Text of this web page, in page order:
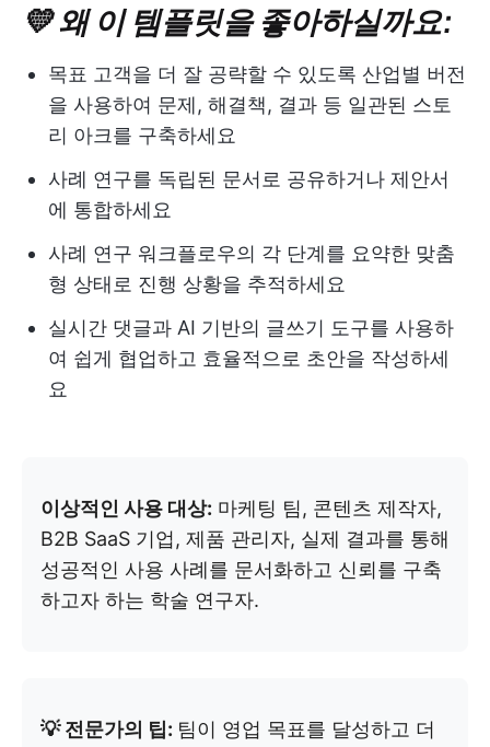
💛 왜 이 템플릿을 좋아하실까요:
목표 고객을 더 잘 공략할 수 있도록 산업별 버전
을 사용하여 문제, 해결책, 결과 등 일관된 스토
리 아크를 구축하세요
사례 연구를 독립된 문서로 공유하거나 제안서
에 통합하세요
사례 연구 워크플로우의 각 단계를 요약한 맞춤
형 상태로 진행 상황을 추적하세요
실시간 댓글과 AI 기반의 글쓰기 도구를 사용하
여 쉽게 협업하고 효율적으로 초안을 작성하세
요
이상적인 사용 대상: 마케팅 팀, 콘텐츠 제작자,
B2B SaaS 기업, 제품 관리자, 실제 결과를 통해
성공적인 사용 사례를 문서화하고 신뢰를 구축
하고자 하는 학술 연구자.
💡 전문가의 팁: 팀이 영업 목표를 달성하고 더